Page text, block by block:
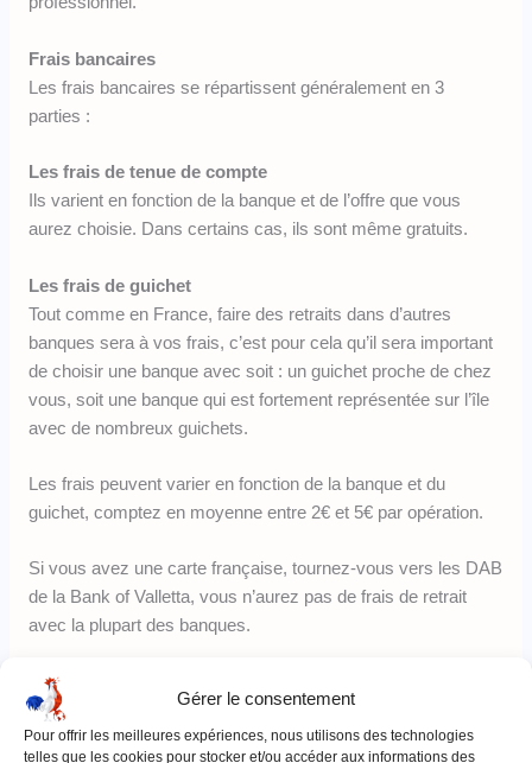
Gérer le consentement
Pour offrir les meilleures expériences, nous utilisons des technologies
telles que les cookies pour stocker et/ou accéder aux informations des
Frais bancaires
Les frais bancaires se répartissent généralement en 3
parties :
Les frais de tenue de compte
Ils varient en fonction de la banque et de l’offre que vous
aurez choisie. Dans certains cas, ils sont même gratuits.
Les frais de guichet
Tout comme en France, faire des retraits dans d’autres
banques sera à vos frais, c’est pour cela qu’il sera important
de choisir une banque avec soit : un guichet proche de chez
vous, soit une banque qui est fortement représentée sur l’île
avec de nombreux guichets.
Les frais peuvent varier en fonction de la banque et du
guichet, comptez en moyenne entre 2€ et 5€ par opération.
Si vous avez une carte française, tournez-vous vers les DAB
de la Bank of Valletta, vous n’aurez pas de frais de retrait
avec la plupart des banques.
Les frais internationaux
Lesfrais internationaux peuvent varier en fonction de la
banque que vous allez choisir, ils seront assez élevés en